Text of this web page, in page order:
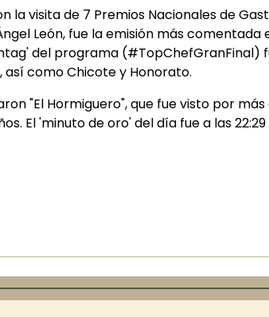
la visita de 7 Premios Nacionales de
León, fue la emisión más
del programa
como Chicote y Honorato.
"El Hormiguero", que fue visto por más
El 'minuto de oro' del día fue a las